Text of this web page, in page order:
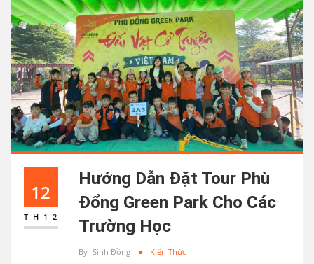
12
TH12
Hướng Dẫn Đặt Tour Phù
Đổng Green Park Cho Các
Trường Học
By Sinh Đồng Kiến Thức